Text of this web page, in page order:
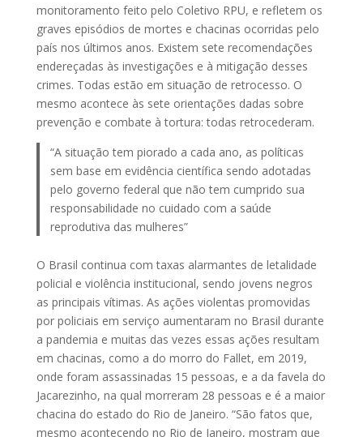
monitoramento feito pelo Coletivo RPU, e refletem os
graves episódios de mortes e chacinas ocorridas pelo
país nos últimos anos. Existem sete recomendações
endereçadas às investigações e à mitigação desses
crimes. Todas estão em situação de retrocesso. O
mesmo acontece às sete orientações dadas sobre
prevenção e combate à tortura: todas retrocederam.
“A situação tem piorado a cada ano, as políticas
sem base em evidência científica sendo adotadas
pelo governo federal que não tem cumprido sua
responsabilidade no cuidado com a saúde
reprodutiva das mulheres”
O Brasil continua com taxas alarmantes de letalidade
policial e violência institucional, sendo jovens negros
as principais vítimas. As ações violentas promovidas
por policiais em serviço aumentaram no Brasil durante
a pandemia e muitas das vezes essas ações resultam
em chacinas, como a do morro do Fallet, em 2019,
onde foram assassinadas 15 pessoas, e a da favela do
Jacarezinho, na qual morreram 28 pessoas e é a maior
chacina do estado do Rio de Janeiro. “São fatos que,
mesmo acontecendo no Rio de Janeiro, mostram que